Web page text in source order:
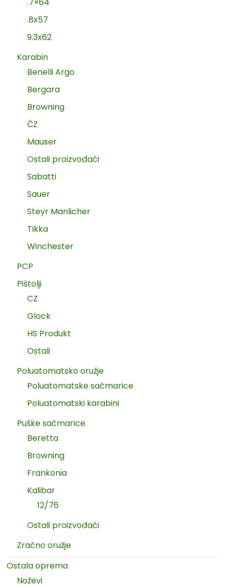
.8x57
9.3x62
Karabin
Benelli Argo
Bergara
Browning
ČZ
Mauser
Ostali proizvođači
Sabatti
Sauer
Steyr Manlicher
Tikka
Winchester
PCP
Pištolji
CZ
Glock
HS Produkt
Ostali
Poluatomatsko oružje
Poluatomatske sačmarice
Poluatomatski karabini
Puške sačmarice
Beretta
Browning
Frankonia
Kalibar
12/76
Ostali proizvođači
Zračno oružje
Ostala oprema
Noževi